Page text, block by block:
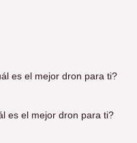
es el mejor dron para ti?
es el mejor dron para ti?